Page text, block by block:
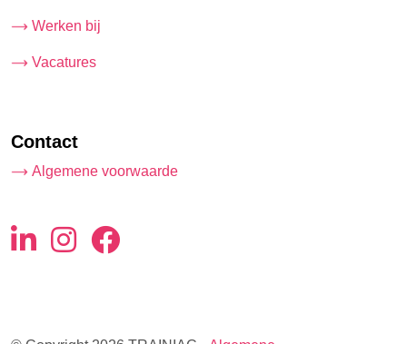
Werken bij
Vacatures
Contact
Algemene voorwaarde